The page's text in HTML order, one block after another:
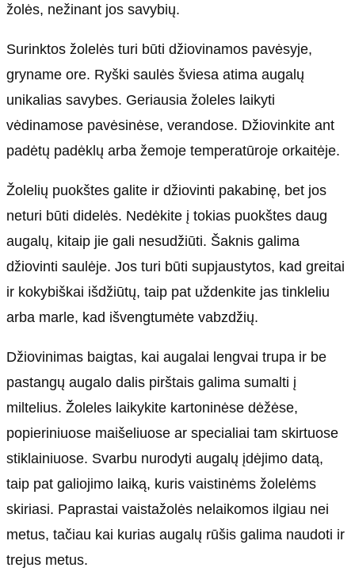
žolės, nežinant jos savybių.
Surinktos žolelės turi būti džiovinamos pavėsyje,
gryname ore. Ryški saulės šviesa atima augalų
unikalias savybes. Geriausia žoleles laikyti
vėdinamose pavėsinėse, verandose. Džiovinkite ant
padėtų padėklų arba žemoje temperatūroje orkaitėje.
Žolelių puokštes galite ir džiovinti pakabinę, bet jos
neturi būti didelės. Nedėkite į tokias puokštes daug
augalų, kitaip jie gali nesudžiūti. Šaknis galima
džiovinti saulėje. Jos turi būti supjaustytos, kad greitai
ir kokybiškai išdžiūtų, taip pat uždenkite jas tinkleliu
arba marle, kad išvengtumėte vabzdžių.
Džiovinimas baigtas, kai augalai lengvai trupa ir be
pastangų augalo dalis pirštais galima sumalti į
miltelius. Žoleles laikykite kartoninėse dėžėse,
popieriniuose maišeliuose ar specialiai tam skirtuose
stiklainiuose. Svarbu nurodyti augalų įdėjimo datą,
taip pat galiojimo laiką, kuris vaistinėms žolelėms
skiriasi. Paprastai vaistažolės nelaikomos ilgiau nei
metus, tačiau kai kurias augalų rūšis galima naudoti ir
trejus metus.